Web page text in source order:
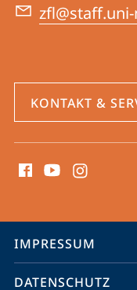
KONTAKT &
Media
Service-
Navigation
IMPRESSUM
DATENSCHUTZ